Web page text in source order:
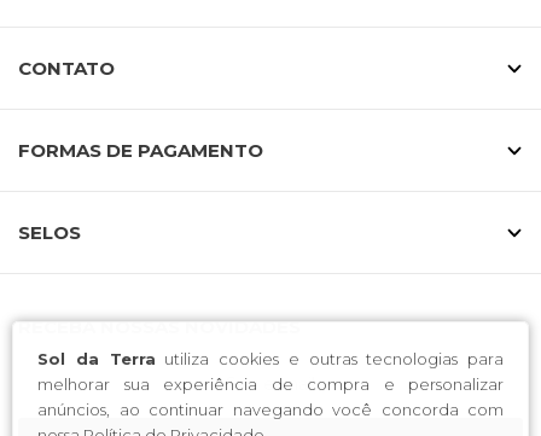
Sol da Terra utiliza cookies e outras tecnologias para
melhorar sua experiência de compra e personalizar
anúncios, ao continuar navegando você concorda com
CONTATO
FORMAS DE PAGAMENTO
SELOS
RECEBA NOSSAS NOVIDADES